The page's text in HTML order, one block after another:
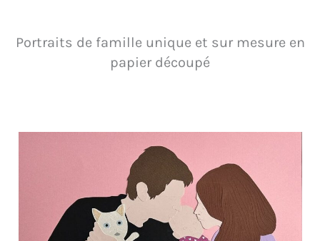
Portraits de famille unique et sur mesure en
papier découpé